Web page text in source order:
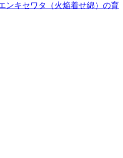
ンキセワタ（火焔着せ綿）の育